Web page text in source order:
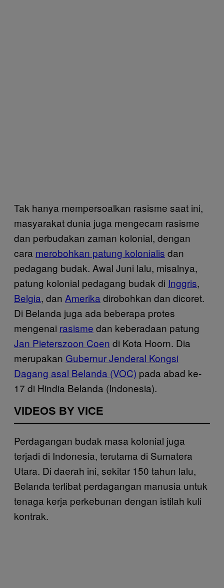
Tak hanya mempersoalkan rasisme saat ini,
masyarakat dunia juga mengecam rasisme
dan perbudakan zaman kolonial, dengan
cara merobohkan patung kolonialis dan
pedagang budak. Awal Juni lalu, misalnya,
patung kolonial pedagang budak di Inggris,
Belgia, dan Amerika dirobohkan dan dicoret.
Di Belanda juga ada beberapa protes
mengenai rasisme dan keberadaan patung
Jan Pieterszoon Coen di Kota Hoorn. Dia
merupakan Gubernur Jenderal Kongsi
Dagang asal Belanda (VOC) pada abad ke-
17 di Hindia Belanda (Indonesia).
VIDEOS BY VICE
Perdagangan budak masa kolonial juga
terjadi di Indonesia, terutama di Sumatera
Utara. Di daerah ini, sekitar 150 tahun lalu,
Belanda terlibat perdagangan manusia untuk
tenaga kerja perkebunan dengan istilah kuli
kontrak.